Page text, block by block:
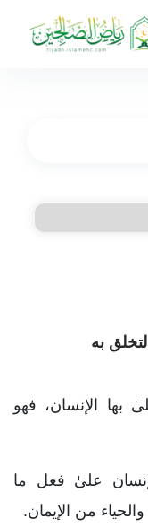
بها الإنسان، فهو
علىٰ فعل ما
من الإيمان.